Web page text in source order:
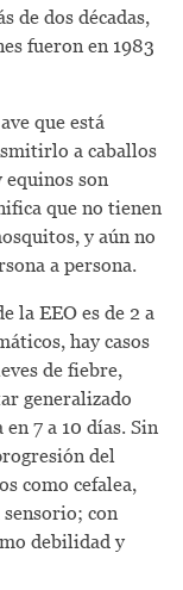
de dos décadas,
fueron en 1983
que está
a caballos
equinos son
que no tienen
y aún no
a persona.
la EEO es de 2 a
hay casos
de fiebre,
generalizado
7 a 10 días. Sin
del
como cefalea,
con
debilidad y